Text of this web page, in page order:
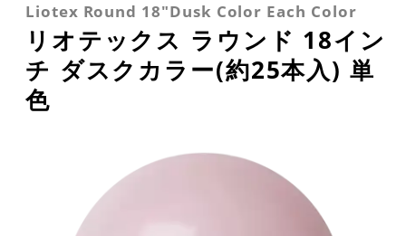
Liotex Round 18"Dusk Color Each Color
リオテックス ラウンド 18イン
チ ダスクカラー(約25本入) 単
色